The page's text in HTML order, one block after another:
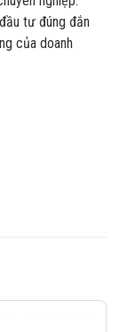
tư đúng đắn
của doanh